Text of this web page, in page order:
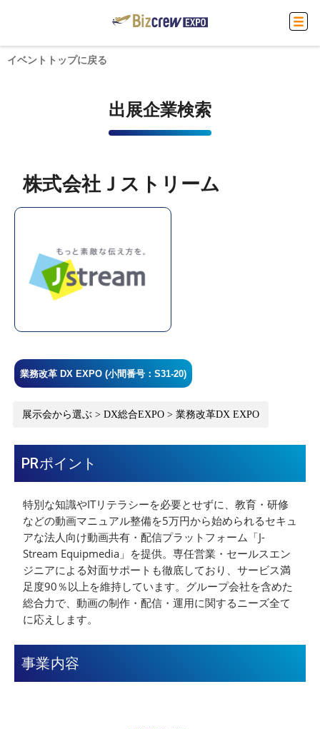
イベントトップに戻る
出展企業検索
株式会社Ｊストリーム
業務改革 DX EXPO (小間番号：S31-20)
展示会から選ぶ > DX総合EXPO > 業務改革DX EXPO
PRポイント
特別な知識やITリテラシーを必要とせずに、教育・研修
などの動画マニュアル整備を5万円から始められるセキュ
アな法人向け動画共有・配信プラットフォーム「J-
Stream Equipmedia」を提供。専任営業・セールスエン
ジニアによる対面サポートも徹底しており、サービス満
足度90％以上を維持しています。グループ会社を含めた
総合力で、動画の制作・配信・運用に関するニーズ全て
に応えします。
事業内容